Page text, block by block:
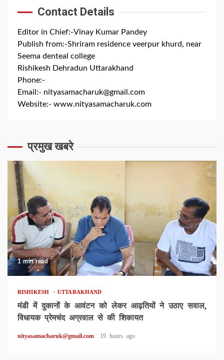
Contact Details
Editor in Chief:-Vinay Kumar Pandey
Publish from:-Shriram residence veerpur khurd, near
Seema denteal college
Rishikesh Dehradun Uttarakhand
Phone:-
Email:- nityasamacharuk@gmail.com
Website:- www.nityasamacharuk.com
प्रमुख खबरे
1 min read
RISHIKESH UTTARAKHAND
मंडी में दुकानों के आवंटन को लेकर आढ़तियों ने उठाए सवाल,
विधायक प्रेमचंद अग्रवाल से की शिकायत
nityasamacharuk@gmail.com 19 hours ago